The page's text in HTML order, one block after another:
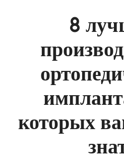
8
которых